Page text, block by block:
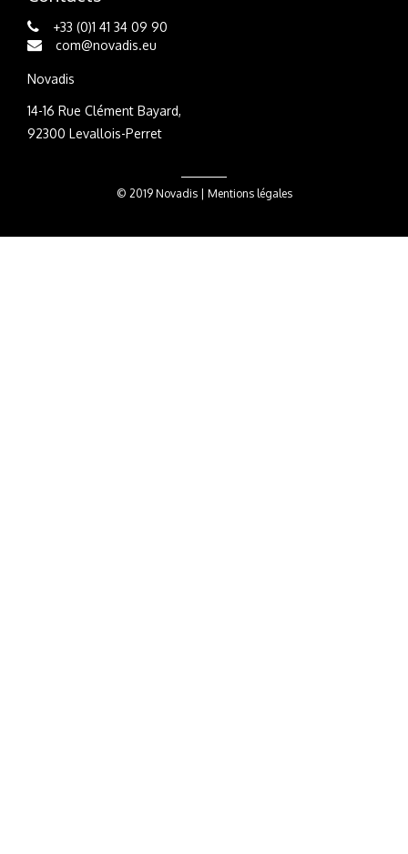
+33 (0)1 41 34 09 90
com@novadis.eu
Novadis
14-16 Rue Clément Bayard,
92300 Levallois-Perret
© 2019 Novadis | Mentions légales